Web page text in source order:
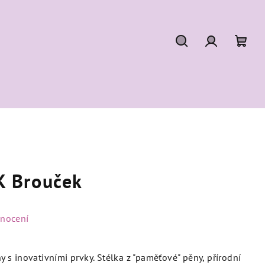
Brouček
s inovativními prvky. Stélka z "paměťové" pěny, přírodní